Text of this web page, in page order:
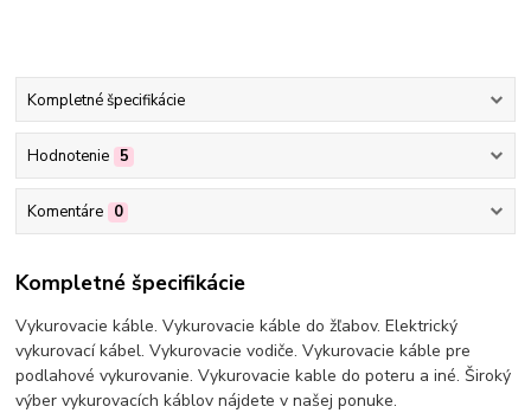
Kompletné špecifikácie
Hodnotenie 5
Komentáre 0
Kompletné špecifikácie
Vykurovacie káble. Vykurovacie káble do žľabov. Elektrický
vykurovací kábel. Vykurovacie vodiče. Vykurovacie káble pre
podlahové vykurovanie. Vykurovacie kable do poteru a iné. Široký
výber vykurovacích káblov nájdete v našej ponuke.